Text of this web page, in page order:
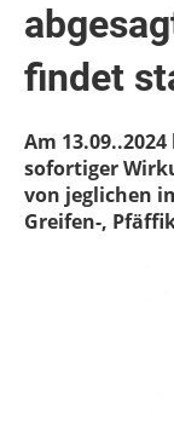
findet
Am
sofortiger
von jeglichen
Greifen-,